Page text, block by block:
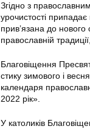
Згідно з
урочистості
прив’язана до нового
православній
Благовіщення
стику зимового і
календаря
2022 рік».
У католиків